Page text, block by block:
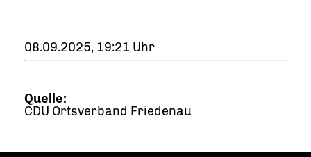
08.09.2025, 19:21 Uhr
Quelle:
CDU Ortsverband Friedenau